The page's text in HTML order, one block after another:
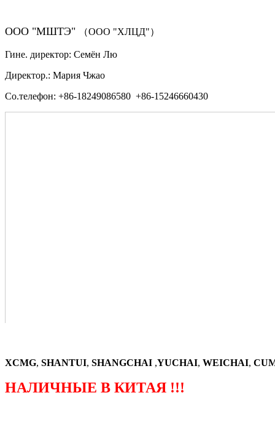
ООО "МШТЭ" （ООО "ХЛЦД"）
Гине. директор: Семён Лю
Директор.: Мария Чжао
Со.телефон: +86-18249086580 +86-15246660430
XCMG, SHANTUI, SHANGCHAI ,YUCHAI, WEICHAI,
НАЛИЧНЫЕ В КИТАЯ !!!